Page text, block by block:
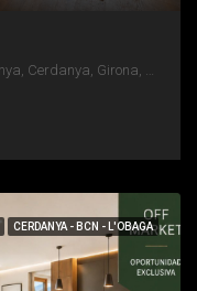
CERDANYA - BCN - L'OBAGA